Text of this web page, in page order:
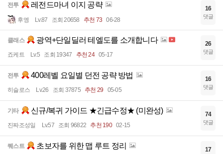
전투 레전드마녀 이지 공략
후엥 Lv.87 조회 20658 추천 73 06-28
16
댓글
클래스 광역+단일딜러 테엘도를 소개합니다
죠케트 Lv.5 조회 19347 추천 24 05-17
26
댓글
전투 400레벨 요일별 던전 공략 방법
히슬로스 Lv.26 조회 37875 추천 29 05-05
16
댓글
기타 신규/복귀 가이드 ★긴급수정★ (미완성)
진짜조성일 Lv.57 조회 96822 추천 190 02-15
74
댓글
퀘스트 초보자를 위한 맵 루트 정리 17